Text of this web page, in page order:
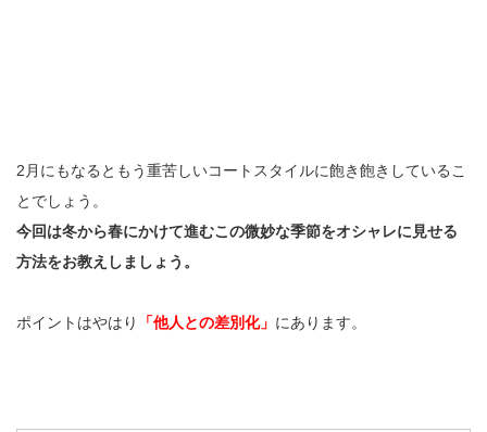
2月にもなるともう重苦しいコートスタイルに飽き飽きしているこ
とでしょう。
今回は冬から春にかけて進むこの微妙な季節をオシャレに見せる
方法をお教えしましょう。
ポイントはやはり 「他人との差別化」 にあります。